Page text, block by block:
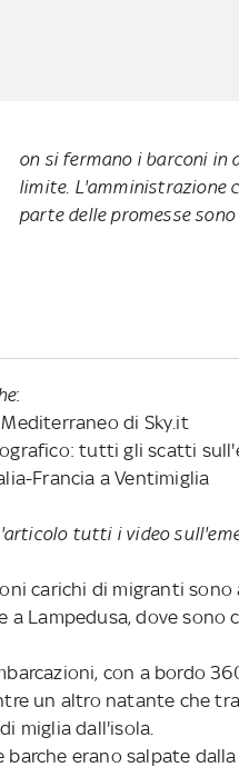
on si fermano i barconi in
limite. L'amministrazione
parte delle promesse
:
di Sky.it
tutti gli scatti
Francia a Ventimiglia
tutti i video
carichi di migranti
a Lampedusa, dove
con a bordo
un altro natante che
miglia dall'isola.
barche erano salpate